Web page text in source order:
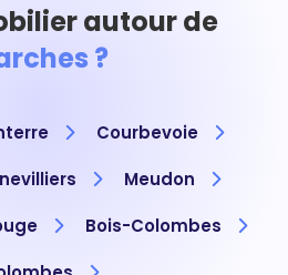
autour de
?
Courbevoie
Meudon
Bois-Colombes